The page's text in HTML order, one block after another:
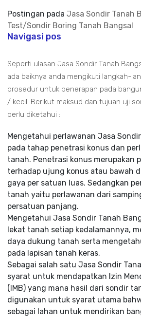
Postingan pada Jasa Sondir Tanah
Test/Sondir Boring Tanah Bangsal
Navigasi pos
Seperti ulasan Jasa Sondir Tanah
ada baiknya anda mengikuti langkah-
prosedur untuk penerapan pada
/ kecil. Berikut maksud dan tujuan uji
perlu diketahui :
Mengetahui perlawanan Jasa
pada tahap penetrasi konus dan
tanah. Penetrasi konus merupakan
terhadap ujung konus atau bawah
gaya per satuan luas. Sedangkan
tanah yaitu perlawanan dari
persatuan panjang.
Mengetahui Jasa Sondir Tanah
lekat tanah setiap kedalamannya,
daya dukung tanah serta
pada lapisan tanah keras.
Sebagai salah satu Jasa Sondir
syarat untuk mendapatkan Izin
(IMB) yang mana hasil dari sondir
digunakan untuk syarat utama
sebagai lahan untuk mendirikan